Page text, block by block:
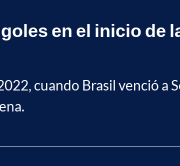
en el inicio de
cuando Brasil venció a